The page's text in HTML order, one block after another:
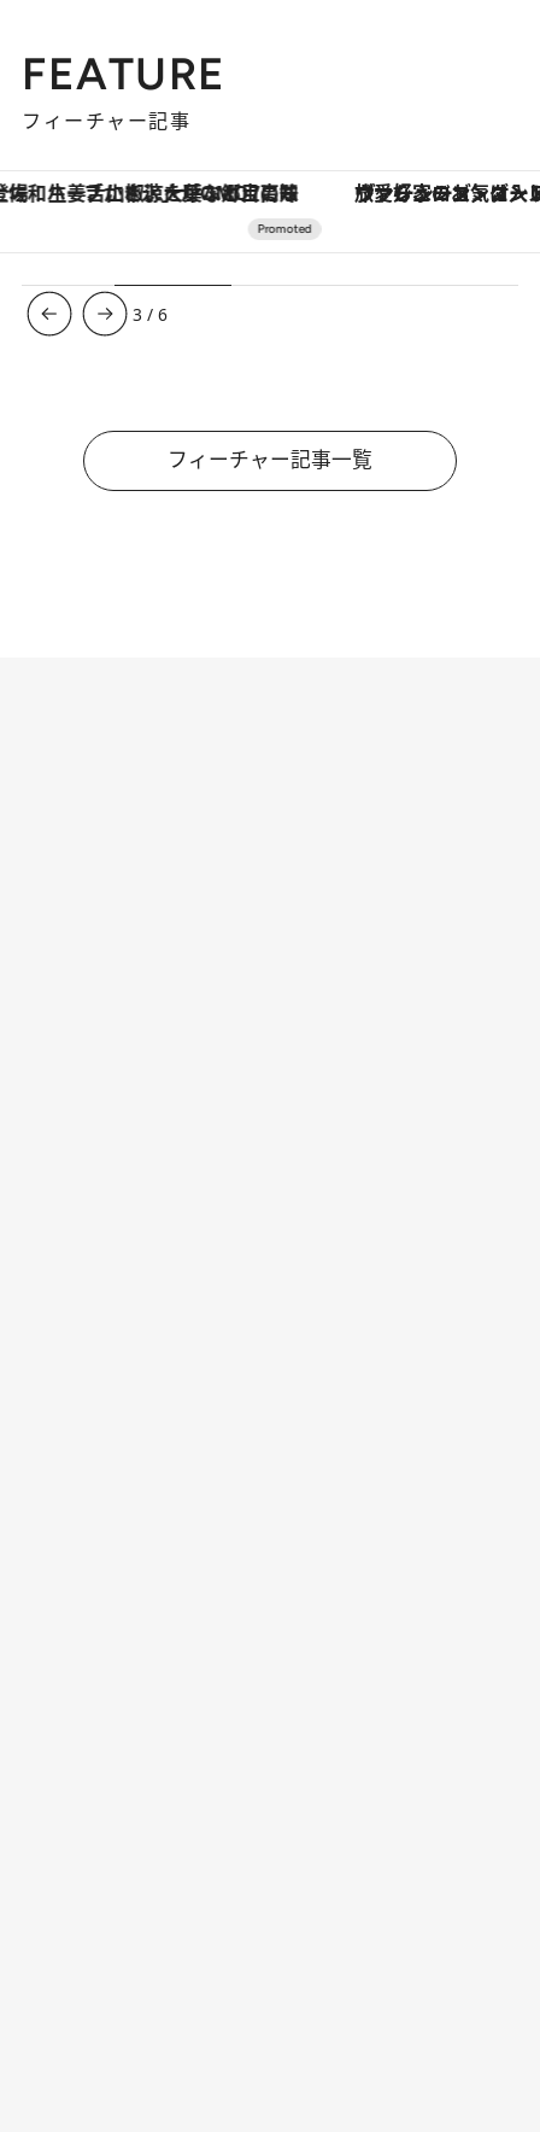
FEATURE
フィーチャー記事
ヴァシュロン・コンスタンタン「オーヴァーシーズ・オートマティック」。旅愛好家のお気に入りコレクションから、ジェンダーレスな新作が登場 【銀座で出合う最旬美容】美髪ケアや上質
3 /6
フィーチャー記事一覧